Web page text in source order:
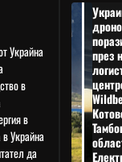
Украйна
в
в
Украйна
да
през